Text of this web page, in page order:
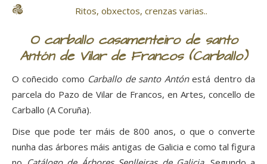
Ritos, obxectos, crenzas varias..
O carballo casamenteiro de santo
Antón de Vilar de Francos (Carballo)
O coñecido como Carballo de santo Antónestá dentro da
parcela do Pazo de Vilar de Francos, en Artes, concello de
Carballo (A Coruña).
Dise que pode ter máis de 800 anos, o que o converte
nunha das árbores máis antigas de Galicia e como tal figura